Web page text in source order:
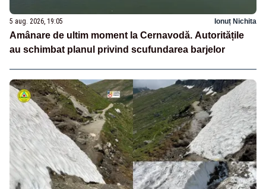
5 aug. 2026, 19:05 Ionuț Nichita
Amânare de ultim moment la Cernavodă. Autoritățile
au schimbat planul privind scufundarea barjelor